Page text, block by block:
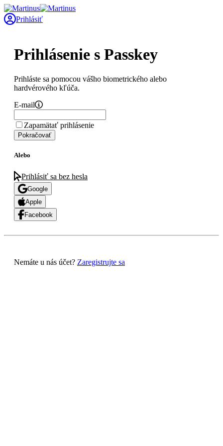
Prihlásiť
Prihlásenie s Passkey
Prihláste sa pomocou vášho biometrického alebo
hardvérového kľúča.
E-mail
Zapamätať prihlásenie
Pokračovať
Alebo
Prihlásiť sa bez hesla
Google
Apple
Facebook
Nemáte u nás účet? Zaregistrujte sa